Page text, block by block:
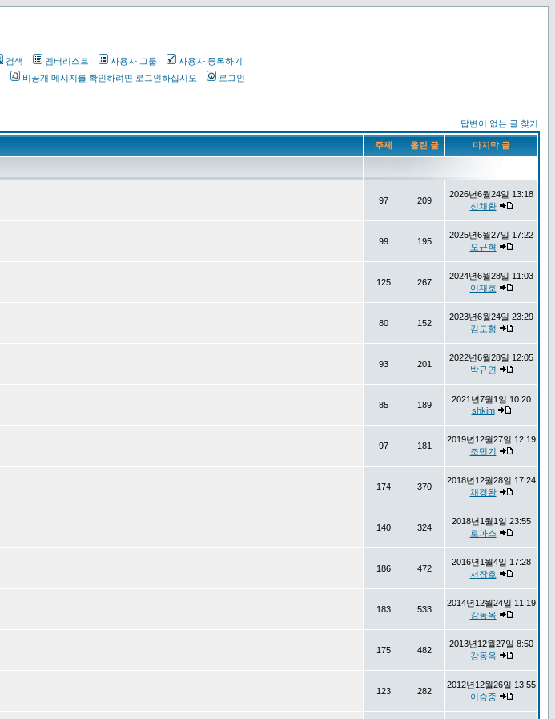
검색 멤버리스트 사용자 그룹
사용자 등록하기
비공개 메시지를 확인하려면 로그인하십시오 로그인
답변이 없는 글 찾기
주제 올린 글 마지막 글
97 209
2026년6월24일 13:18
신채환
99 195
2025년6월27일 17:22
오규혁
125 267
2024년6월28일 11:03
이재호
80 152
2023년6월24일 23:29
김도형
93 201
2022년6월28일 12:05
박규연
85 189
2021년7월1일 10:20
shkim
97 181
2019년12월27일 12:19
조민기
174 370
2018년12월28일 17:24
채경완
140 324
2018년1월1일 23:55
로파스
186 472
2016년1월4일 17:28
서장호
183 533
2014년12월24일 11:19
강동옥
175 482
2013년12월27일 8:50
강동옥
123 282
2012년12월26일 13:55
이승중